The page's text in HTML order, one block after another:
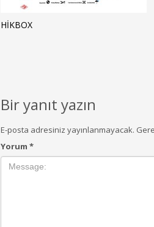
HIKBOX
Bir yanıt yazın
E-posta adresiniz yayınlanmayacak.
Yorum*